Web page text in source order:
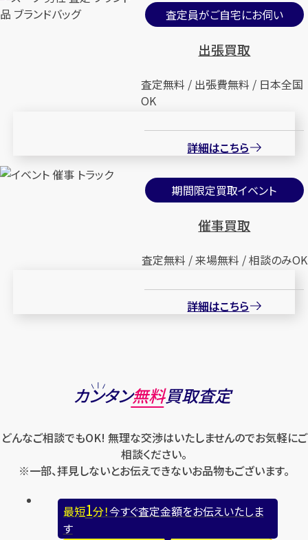
査定員がご自宅にお伺い
出張買取
査定無料 / 出張費無料 / 日本全国
OK
詳細はこちら
期間限定買取イベント
催事買取
査定無料 / 来場無料 / 相談のみOK
詳細はこちら
カンタン無料買取査定
どんなご相談でもOK! 無理な交渉はいたしませんのでお気軽にご
相談ください。
※一部、拝見しないとお伝えできないお品物もございます。
最短1分！今すぐ査定金額をお伝えいたしま
す